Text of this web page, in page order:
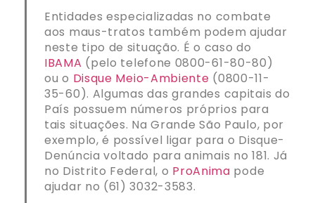
Entidades especializadas no combate
aos maus-tratos também podem ajudar
neste tipo de situação. É o caso do
IBAMA (pelo telefone 0800-61-80-80)
ou o Disque Meio-Ambiente (0800-11-
35-60). Algumas das grandes capitais do
País possuem números próprios para
tais situações. Na Grande São Paulo, por
exemplo, é possível ligar para o Disque-
Denúncia voltado para animais no 181. Já
no Distrito Federal, o ProAnima pode
ajudar no (61) 3032-3583.